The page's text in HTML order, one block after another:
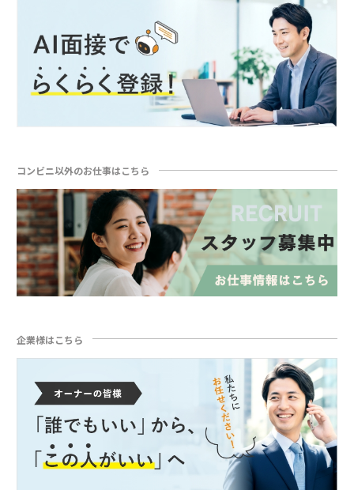
コンビニ以外のお仕事はこちら
企業様はこちら